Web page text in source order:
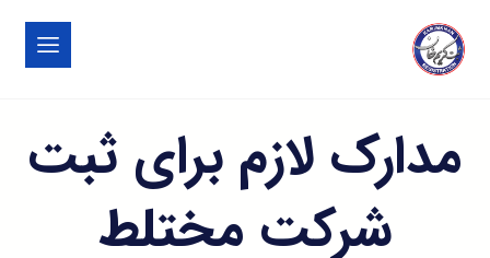
مدارک لازم برای ثبت
شرکت مختلط